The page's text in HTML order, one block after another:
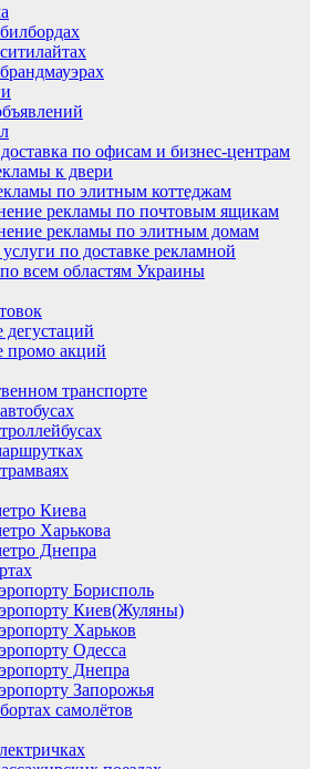
по офисам и бизнес-центрам
к двери
по элитным коттеджам
рекламы по почтовым ящикам
рекламы по элитным домам
по доставке рекламной
всем областям Украины
промо акций
транспорте
Киева
Харькова
Днепра
Борисполь
Киев(Жуляны)
Харьков
Одесса
Днепра
Запорожья
самолётов